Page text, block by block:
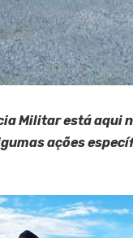
Militar está aqui
ações